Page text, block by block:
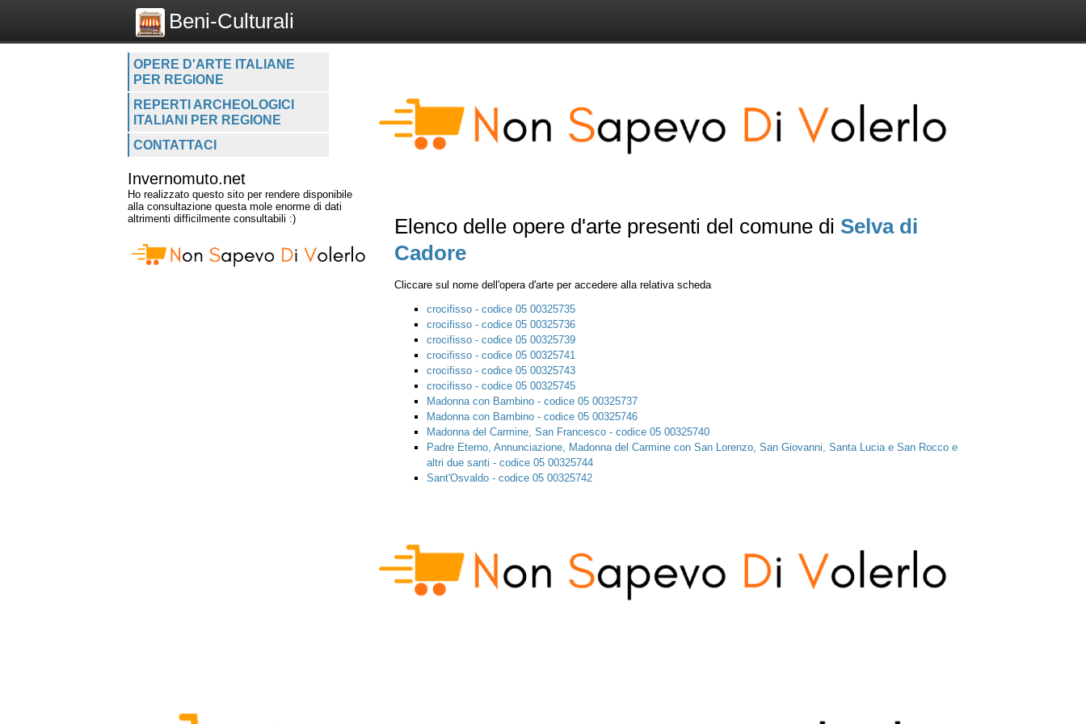
Beni-Culturali
OPERE D'ARTE ITALIANE
PER REGIONE
REPERTI ARCHEOLOGICI
ITALIANI PER REGIONE
CONTATTACI
Invernomuto.net
Ho realizzato questo sito per rendere disponibile
alla consultazione questa mole enorme di dati
altrimenti difficilmente consultabili :)
Elenco delle opere d'arte presenti del comune di Selva di
Cadore
Cliccare sul nome dell'opera d'arte per accedere alla relativa scheda
crocifisso - codice 05 00325735
crocifisso - codice 05 00325736
crocifisso - codice 05 00325739
crocifisso - codice 05 00325741
crocifisso - codice 05 00325743
crocifisso - codice 05 00325745
Madonna con Bambino - codice 05 00325737
Madonna con Bambino - codice 05 00325746
Madonna del Carmine, San Francesco - codice 05 00325740
Padre Eterno, Annunciazione, Madonna del Carmine con San Lorenzo, San Giovanni, Santa Lucia e San Rocco e
altri due santi - codice 05 00325744
Sant'Osvaldo - codice 05 00325742